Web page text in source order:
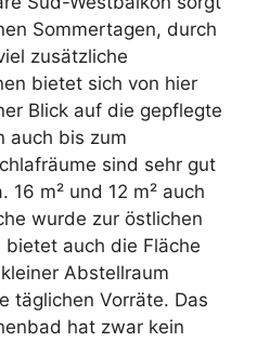
Sommertagen, durch
zusätzliche
bietet sich von hier
Blick auf die gepflegte
auch bis zum
sind sehr gut
m² und 12 m² auch
wurde zur östlichen
auch die Fläche
Abstellraum
täglichen Vorräte. Das
hat zwar kein